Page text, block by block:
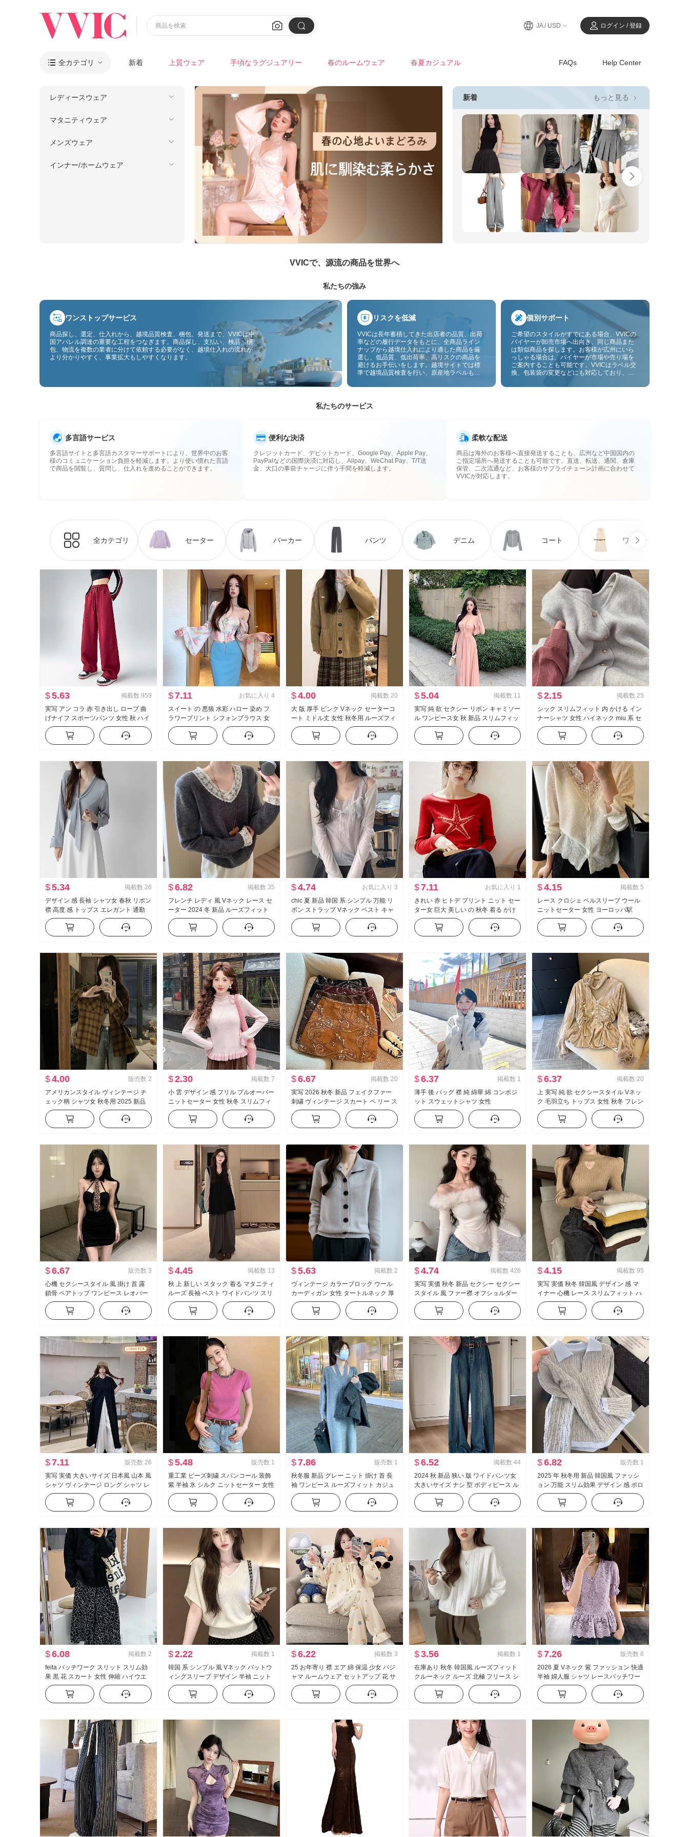
 
商品を検索 JA / USD ログイン / 登録
 全カテゴリ 新着 上質ウェア 手頃なラグジュアリー 春のルームウェア 春夏カジュアル FAQs Help Center
レディースウェア
マタニティウェア
メンズウェア
インナー/ホームウェア
新着 もっと見る 
VVICで、源流の商品を世界へ
私たちの強み
ワンストップサービス
商品探し、選定、仕入れから、越境品質検査、梱包、発送まで、VVICは中
国アパレル調達の重要な工程をつなぎます。商品探し、支払い、検品、梱
包、物流を複数の業者に分けて依頼する必要がなく、越境仕入れの流れが
より分かりやすく、事業拡大もしやすくなります。
リスクを低減
VVICは長年蓄積してきた出店者の品質、出荷
率などの履行データをもとに、全商品ライン
ナップから越境仕入れにより適した商品を厳
選し、低品質、低出荷率、高リスクの商品を
避けるお手伝いをします。越境サイトでは標
準で越境品質検査を行い、原産地ラベルも貼
スのリスクをさらに抑えます。
個別サポート
ご希望のスタイルがすでにある場合、VVICの
バイヤーが卸売市場へ出向き、同じ商品また
は類似商品を探します。お客様が広州にいら
っしゃる場合は、バイヤーが市場や売り場を
ご案内することも可能です。VVICはラベル交
換、包装袋の変更などにも対応しており、今
にも対応予定です。仕入れをお客様のビジネ
私たちのサービス
多言語サービス
多言語サイトと多言語カスタマーサポートにより、世界中のお客
様のコミュニケーション負担を軽減します。より使い慣れた言語
で商品を閲覧し、質問し、仕入れを進めることができます。
便利な決済
クレジットカード、デビットカード、Google Pay、Apple Pay、
PayPalなどの国際決済に対応し、Alipay、WeChat Pay、T/T送
金、大口の事前チャージに伴う手間を軽減します。
柔軟な配送
商品は海外のお客様へ直接発送することも、広州など中国国内の
ご指定場所へ発送することも可能です。直送、転送、通関、倉庫
保管、二次流通など、お客様のサプライチェーン計画に合わせて
VVICが対応します。
全カテゴリ セーター パーカー パンツ デニム コート ワンピース
$5.63 掲載数 959
実写 アン コラ 赤 引き出し ロープ 曲
げナイフ スポーツパンツ 女性 秋 ハイ
ウエスト カジュアル ルーズフィット
スリム効果 ワイドパンツ ガード ズボ
ン
$7.11 お気に入り 4
スイート の 悪狼 水彩 ハロー 染め フ
ラワープリント シフォンブラウス 女
性の方 襟 デザイン 感 スリム効果 打つ
一括 シャツ トップス
$4.00 掲載数 20
大 版 厚手 ピンク Vネック セーターコ
ート ミドル丈 女性 秋冬用 ルーズフィ
ット 風 カシミア ニット カーディガン
外 かける
$5.04 掲載数 11
実写 純 欲 セクシー リボン キャミソー
ル ワンピース女 秋 新品 スリムフィッ
ト スリム効果 Aラインスカート ロン
グ スカート
$2.15 掲載数 25
シック スリムフィット 内 かける イン
ナーシャツ 女性 ハイネック miu 系 セ
ーター 秋冬 高度 感 長袖 ニットセータ
ー トップス
$5.34 掲載数 26
デザイン 感 長袖 シャツ女 春秋 リボン
襟 高度 感 トップス エレガント 通勤
ホワイト シャツ
$6.82 掲載数 35
フレンチ レディ 風 Vネック レース セ
ーター 2024 冬 新品 ルーズフィット
スリム効果 万能 ニットセーター トッ
プス 女性
$4.74 お気に入り 3
chic 夏 新品 韓国 系 シンプル 万能 リ
ボン ストラップ Vネック ベスト キャ
ミソール カーディガン
$7.11 お気に入り 1
きれい 赤 ヒトデ プリント ニット セー
ター女 巨大 美しい の 秋冬 着る かけ
る クリスマス 新年 インナーシャツ ト
ップス
$4.15 掲載数 5
レース クロシェ ベルスリーブ ウール
ニットセーター 女性 ヨーロッパ駅
2024 秋服 新品 ヨーロッパ商品 婦人服
インナーシャツ トレンド
$4.00 販売数 2
アメリカンスタイル ヴィンテージ チ
ェック柄 シャツ女 秋冬用 2025 新品
外出用 ルーズフィット ルーズ 内 かけ
る シャツ コート
$2.30 掲載数 7
小 雲 デザイン 感 フリル プルオーバー
ニットセーター 女性 秋冬 スリムフィ
ット 万能 インナーシャツ
$6.67 掲載数 20
実写 2026 秋冬 新品 フェイクファー
刺繍 ヴィンテージ スカート ペ リー ス
刺繍 ミニスカート 女性 ベルト セキュ
リティ ズボン
$6.37 掲載数 1
薄手 後 バッグ 襟 純 綿華 綿 コンポジ
ット スウェットシャツ 女性
$6.37 掲載数 20
上 実写 純 欲 セクシースタイル Vネッ
ク 毛羽立ち トップス 女性 秋冬 フレン
チ かおりちゃん 掛け 首 シャツ ベロア
インナーシャツ
$6.67 販売数 3
心機 セクシースタイル 風 掛け 首 露
鎖骨 ベアトップ ワンピース レオパー
ド柄 ネクタイ ウエストシェイプ スリ
ム効果 つづり合わせ メッシュ リトル
ブラックドレス トレンド
$4.45 掲載数 13
秋 上 新しい スタック 着る マタニティ
ルーズ 長袖 ベスト ワイドパンツ スリ
ーピース セットアップ
$5.63 掲載数 2
ヴィンテージ カラーブロック ウール
カーディガン 女性 タートルネック 厚
手 ニットセーター カシミヤセーター
コート
$4.74 掲載数 426
実写 実価 秋冬 新品 セクシー セクシー
スタイル 風 ファー襟 オフショルダー
トップス 女性 スリム効果 オフショル
ダー 内 かける インナーシャツ
$4.15 掲載数 95
実写 実価 秋冬 韓国風 デザイン 感 マ
イナー 心機 レース スリムフィット ハ
イネック 長袖 底打ち ニットセーター
$7.11 販売数 26
実写 実価 大きいサイズ 日本風 山本 風
シャツ ヴィンテージ ロング シャツ レ
ース ハーフ スカートパンツ ワイドパ
ンツ セットアップ
$5.48 販売数 1
重工業 ビーズ刺繍 スパンコール 装飾
紫 半袖 氷 シルク ニットセーター 女性
夏 新品 スリム効果 万能 エレガント ト
ップス
$7.86 販売数 1
秋冬服 新品 グレー ニット 掛け 首 長
袖 ワンピース ルーズフィット カジュ
アル マイナー デザイン 感 スカート 子
供
$6.52 掲載数 44
2024 秋 新品 狭い 版 ワイドパンツ女
大きいサイズ ナシ 型 ボディピース ル
ーズフィット ハイウエスト スリム効
果 フロアレングス ズボン
$6.82 販売数 1
2025 年 秋冬用 新品 韓国風 ファッシ
ョン 万能 スリム効果 デザイン 感 ポロ
襟 カラーブロック セーター 長袖 コン
トラストカラー
$6.08 掲載数 2
feita パッチワーク スリット スリム効
果 黒 花 スカート 女性 伸縮 ハイウエ
スト 万能 裏起毛 ミディスカート 秋冬
$2.22 掲載数 1
韓国 系 シンプル 風 Vネック バットウ
ィングスリーブ デザイン 半袖 ニット
セーター 女性 夏 ルーズフィット スリ
ム効果 万能 Tシャツ 薄い トップス
$6.22 掲載数 3
25 お年寄り 襟 エア 綿 保温 少女 パジ
ャマ ルームウェア セットアップ 花 サ
イドバンド 胸 パッド
$3.56 掲載数 1
在庫あり 秋冬 韓国風 ルーズフィット
クルーネック ルーズ 北極 フリース シ
ョート丈 ニットセーター 内 かける 長
袖 セーター
$7.26 販売数 6
2026 夏 Vネック 紫 ファッション 快適
半袖 婦人服 シャツ レースパッチワー
ク フリル デザイン トップス